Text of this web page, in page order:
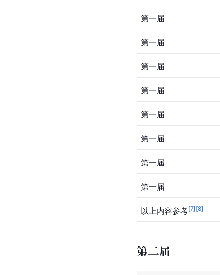
第一届
第一届
第一届
第一届
第一届
第一届
第一届
第一届
以上内容参考[7] [8]
第二届